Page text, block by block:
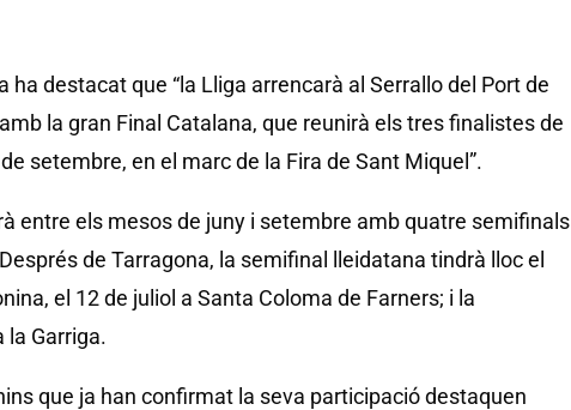
ha destacat que “la Lliga arrencarà al Serrallo del Port de
la gran Final Catalana, que reunirà els tres finalistes de
setembre, en el marc de la Fira de Sant Miquel”.
entre els mesos de juny i setembre amb quatre semifinals
de Tarragona, la semifinal lleidatana tindrà lloc el
el 12 de juliol a Santa Coloma de Farners; i la
la Garriga.
que ja han confirmat la seva participació destaquen